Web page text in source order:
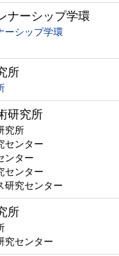
ナーシップ学環
ーシップ学環
所
研究所
究所
センター
ンター
センター
研究センター
所
究センター